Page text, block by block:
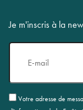
Je m'inscris à la
RGPD
Votre adresse de